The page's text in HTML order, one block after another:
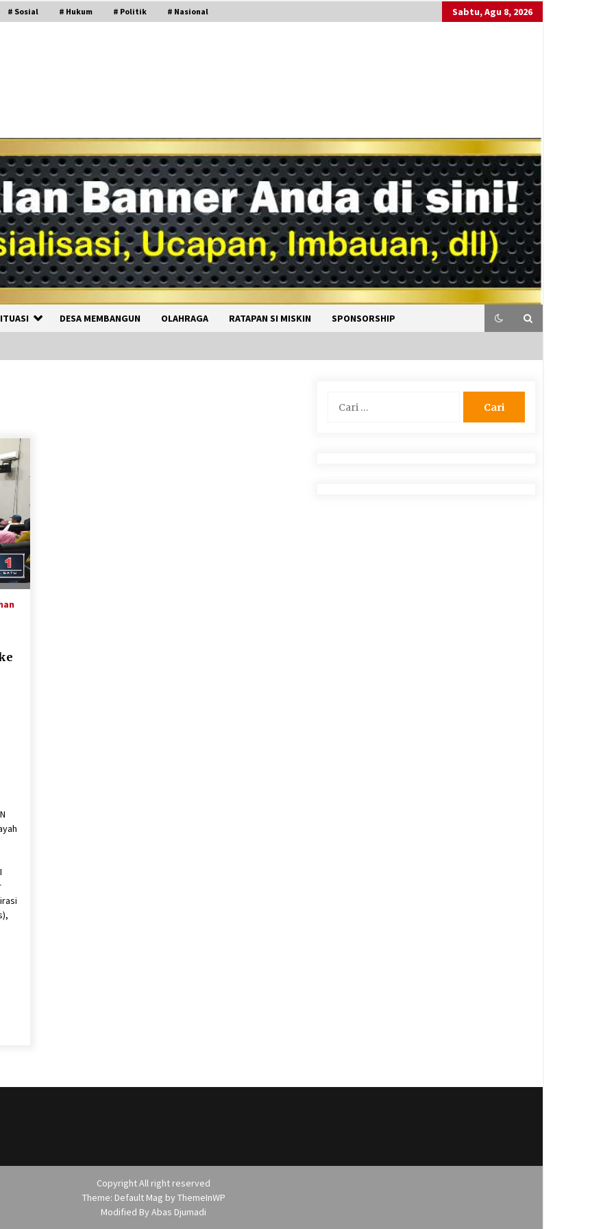
# Sosial # Hukum # Politik # Nasional Sabtu, Agu 8, 2026
DESA MEMBANGUN OLAHRAGA RATAPAN SI MISKIN SPONSORSHIP
untuk:
Copyright All right reserved
Theme: Default Mag by ThemeInWP
Modified By Abas Djumadi